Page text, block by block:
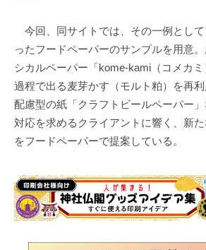
今回、同サイトでは、その一例とし
ったフードペーパーのサンプルを用意
シカルペーパー「kome-kami（コメカ
過程で出る麦芽かす（モルト粕）を再
配慮型の紙「クラフトビールペーパー
対応を求めるクライアントに響く、新
をフードペーパーで提案している。